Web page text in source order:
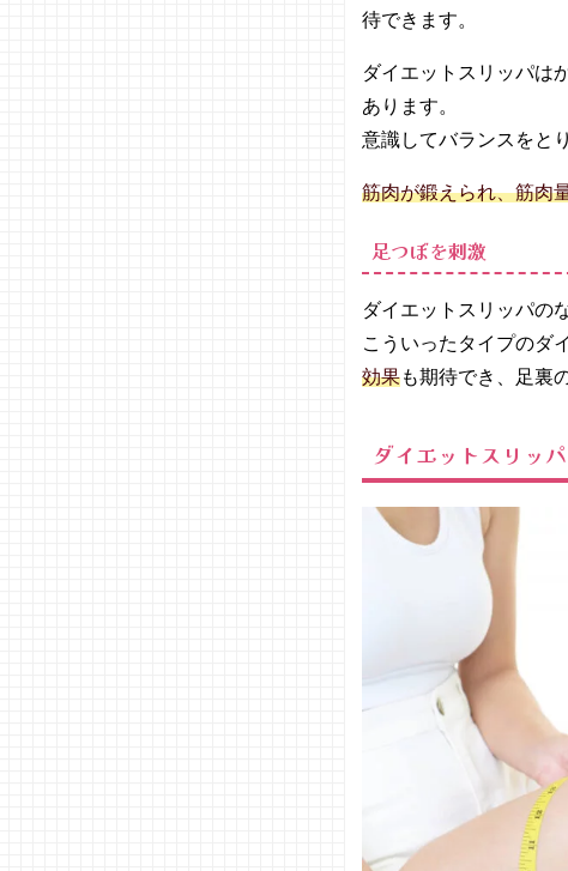
ダイエット
− 骨盤
ッパ
−
with-
ズ-あ
足にfit
つま先
立ちに
フィッ
ダイエ
−
Sliet（
スリエ
ット）
ハーフ
タイプ
− Le
pumo
ダイエ
ットス
リッパ
− ソー
ルバラ
待できます。
ダイエットスリッパは
あります。
意識してバランスをと
筋肉が鍛えられ、筋肉
足つぼを刺激
ダイエットスリッパの
こういったタイプのダ
効果も期待でき、足裏
ダイエットスリッ